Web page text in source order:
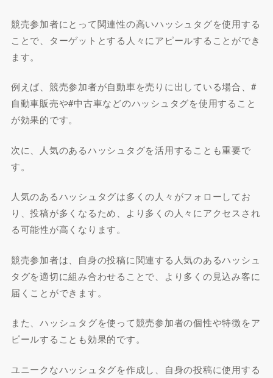
競売参加者にとって関連性の高いハッシュタグを使用する
ことで、ターゲットとする人々にアピールすることができ
ます。
例えば、競売参加者が自動車を売りに出している場合、#
自動車販売や#中古車などのハッシュタグを使用すること
が効果的です。
次に、人気のあるハッシュタグを活用することも重要で
す。
人気のあるハッシュタグは多くの人々がフォローしてお
り、投稿が多くなるため、より多くの人々にアクセスされ
る可能性が高くなります。
競売参加者は、自身の投稿に関連する人気のあるハッシュ
タグを適切に組み合わせることで、より多くの見込み客に
届くことができます。
また、ハッシュタグを使って競売参加者の個性や特徴をア
ピールすることも効果的です。
ユニークなハッシュタグを作成し、自身の投稿に使用する